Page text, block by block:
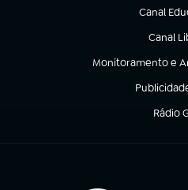
Canal
(abre em
Canal
(abre
Monitoramento e
(abre em nova aba)
(abre em
Rádio
(abre